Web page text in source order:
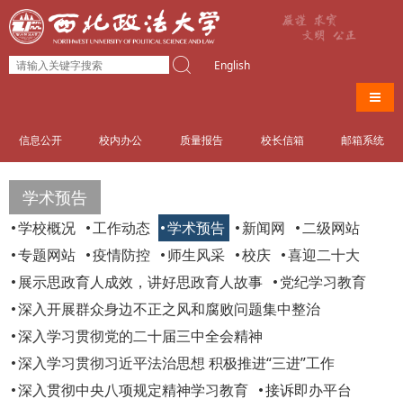
English
导航
信息公开 校内办公 质量报告 校长信箱 邮箱系统
学术预告
学校概况 工作动态 学术预告 新闻网
二级网站
专题网站
疫情防控 师生风采 校庆
喜迎二十大
展示思政育人成效，讲好思政育人故事
党纪学习教育
深入开展群众身边不正之风和腐败问题集中整治
深入学习贯彻党的二十届三中全会精神
深入学习贯彻习近平法治思想 积极推进“三进”工作
深入贯彻中央八项规定精神学习教育
接诉即办平台